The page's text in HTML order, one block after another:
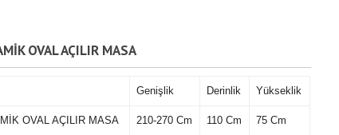
OVAL AÇILIR MASA
Genişlik Derinlik Yükseklik
OVAL AÇILIR MASA 210-270 Cm 110 Cm 75 Cm